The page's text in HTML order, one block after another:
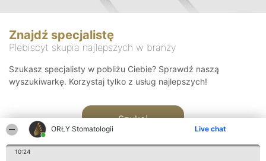
ORŁY Stomatologii Live chat
10:24
Znajdź specjalistę
Plebiscyt skupia najlepszych w branży
Szukasz specjalisty w pobliżu Ciebie? Sprawdź naszą
wyszukiwarkę. Korzystaj tylko z usług najlepszych!
Szukaj